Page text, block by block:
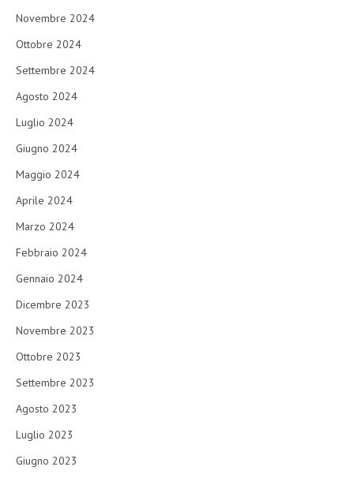
Novembre 2024
Ottobre 2024
Settembre 2024
Agosto 2024
Luglio 2024
Giugno 2024
Maggio 2024
Aprile 2024
Marzo 2024
Febbraio 2024
Gennaio 2024
Dicembre 2023
Novembre 2023
Ottobre 2023
Settembre 2023
Agosto 2023
Luglio 2023
Giugno 2023